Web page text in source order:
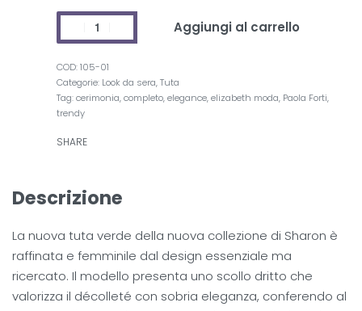
Aggiungi al carrello
105-01
Categorie: Look da sera,Tuta
Tag:cerimonia,completo,elegance,elizabeth moda, Paola Forti,
trendy
SHARE
Descrizione
La nuova tuta verde della nuova collezione di Sharon è
raffinata e femminile dal design essenziale ma
ricercato. Il modello presenta uno scollo dritto che
valorizza il décolleté con sobria eleganza, conferendo al